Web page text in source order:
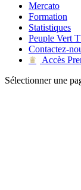
Mercato
Formation
Statistiques
Peuple Vert
Contactez-
♛
Accès
Sélectionner une